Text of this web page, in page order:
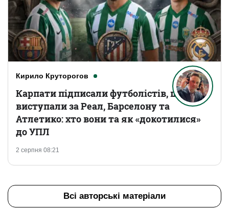
Кирило Круторогов
2 серпня 08:21
Карпати підписали футболістів, що
виступали за Реал, Барселону та
Атлетико: хто вони та як «докотилися»
до УПЛ
Всі авторські матеріали